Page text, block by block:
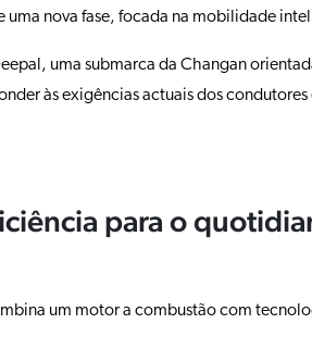
uma nova fase, focada na mobilidade
uma submarca da Changan
às exigências actuais dos
para o
um motor a combustão com